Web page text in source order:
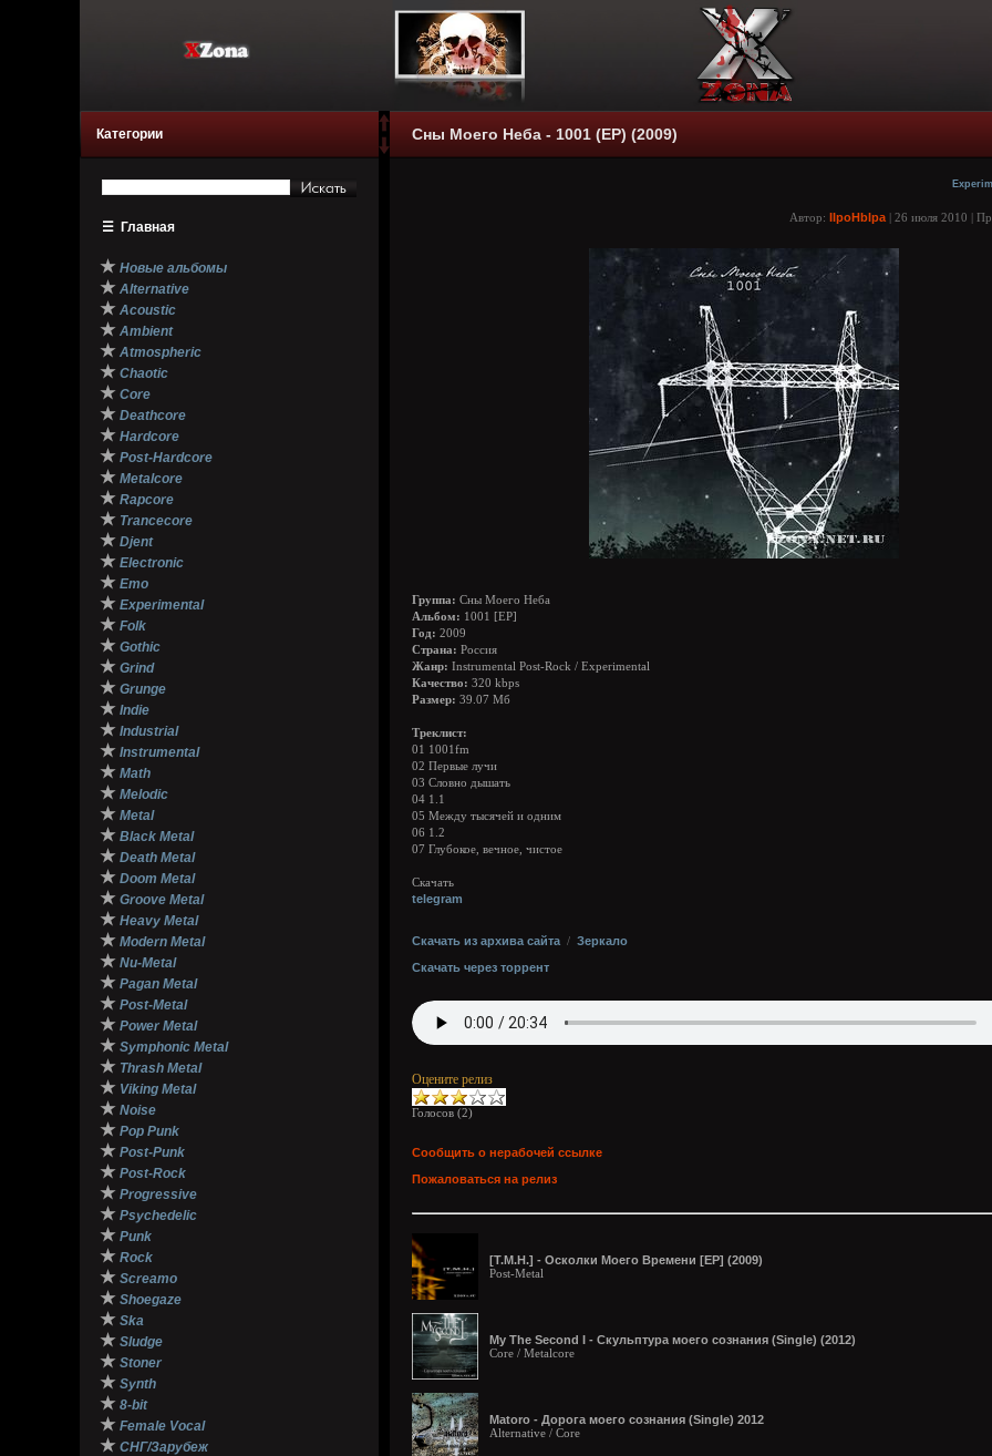
Категории
☰ Главная
★ Новые альбомы
★ Alternative
★ Acoustic
★ Ambient
★ Atmospheric
★ Chaotic
★ Core
★ Deathcore
★ Hardcore
★ Post-Hardcore
★ Metalcore
★ Rapcore
★ Trancecore
★ Djent
★ Electronic
★ Emo
★ Experimental
★ Folk
★ Gothic
★ Grind
★ Grunge
★ Indie
★ Industrial
★ Instrumental
★ Math
★ Melodic
★ Metal
★ Black Metal
★ Death Metal
★ Doom Metal
★ Groove Metal
★ Heavy Metal
★ Modern Metal
★ Nu-Metal
★ Pagan Metal
★ Post-Metal
★ Power Metal
★ Symphonic Metal
★ Thrash Metal
★ Viking Metal
★ Noise
★ Pop Punk
★ Post-Punk
★ Post-Rock
★ Progressive
★ Psychedelic
★ Punk
★ Rock
★ Screamo
★ Shoegaze
★ Ska
★ Sludge
★ Stoner
★ Synth
★ 8-bit
★ Female Vocal
★ СНГ/Зарубеж
Сны Моего Неба - 1001 (ЕР) (2009)
Автор: IIpoHbIpa | 26 июля 2010 |
Группа: Сны Моего Неба
Альбом: 1001 [EP]
Год: 2009
Страна: Россия
Жанр: Instrumental Post-Rock / Experimental
Качество: 320 kbps
Размер: 39.07 Мб
Треклист:
01 1001fm
02 Первые лучи
03 Словно дышать
04 1.1
05 Между тысячей и одним
06 1.2
07 Глубокое, вечное, чистое
Скачать
telegram
Скачать из архива сайта / Зеркало
Скачать через торрент
Оцените релиз
Голосов (2)
Сообщить о нерабочей ссылке
Пожаловаться на релиз
[T.M.H.] - Осколки Моего Времени [ЕР] (2009)
Post-Metal
My The Second I - Скульптура моего сознания (Single) (2012)
Core / Metalcore
Matoro - Дорога моего сознания (Single) 2012
Alternative / Core